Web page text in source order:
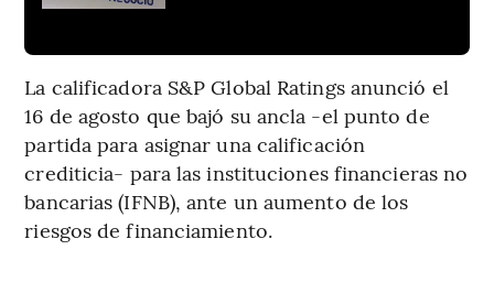
La calificadora S&P Global Ratings anunció el
16 de agosto que bajó su ancla -el punto de
partida para asignar una calificación
crediticia- para las instituciones financieras no
bancarias (IFNB), ante un aumento de los
riesgos de financiamiento.